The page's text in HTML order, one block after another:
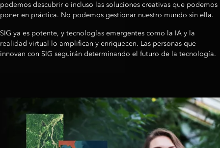
podemos descubrir e incluso las soluciones creativas que podemos
poner en práctica. No podemos gestionar nuestro mundo sin ella.
SIG ya es potente, y tecnologías emergentes como la IA y la
realidad virtual lo amplifican y enriquecen. Las personas que
innovan con SIG seguirán determinando el futuro de la tecnología.